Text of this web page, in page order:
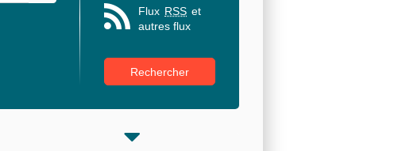
Flux RSS et
autres flux